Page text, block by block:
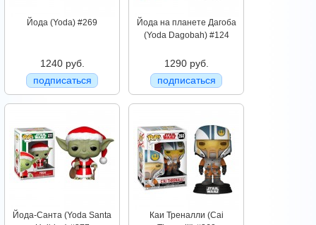
Йода (Yoda) #269
1240 руб.
подписаться
Йода на планете Дагоба
(Yoda Dagobah) #124
1290 руб.
подписаться
Йода-Санта (Yoda Santa
Каи Треналли (Cai